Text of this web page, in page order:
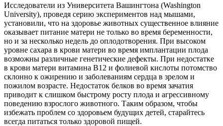
Исследователи из Университета Вашингтона (Washington
University), проведя серию экспериментов над мышами,
установили, что на здоровье животных существенное влияние
оказывает питание матери не только во время беременности,
но и за несколько недель до оплодотворения. При высоком
уровне сахара в крови матери во время имплантации плода
возможны различные генетические дефекты. При недостатке
в крови матери витамина В12 и фолиевой кислоты потомство
склонно к ожирению и заболеваниям сердца в зрелом и
пожилом возрасте. Недостаток белков во время зачатия
приводит к слишком быстрому росту плода и агрессивному
поведению взрослого животного. Таким образом, чтобы
избежать проблем со здоровьем будущих детей, старайтесь
всегда питаться только здоровой пищей.